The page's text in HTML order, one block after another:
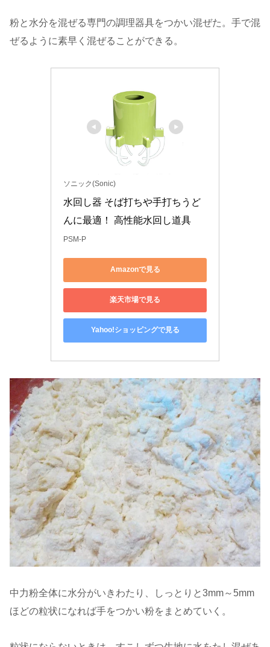
粉と水分を混ぜる専門の調理器具をつかい混ぜた。手で混
ぜるように素早く混ぜることができる。
ソニック(Sonic)
水回し器 そば打ちや手打ちうど
んに最適！ 高性能水回し道具
PSM-P
Amazonで見る
楽天市場で見る
Yahoo!ショッピングで見る
中力粉全体に水分がいきわたり、しっとりと3mm～5mm
ほどの粒状になれば手をつかい粉をまとめていく。